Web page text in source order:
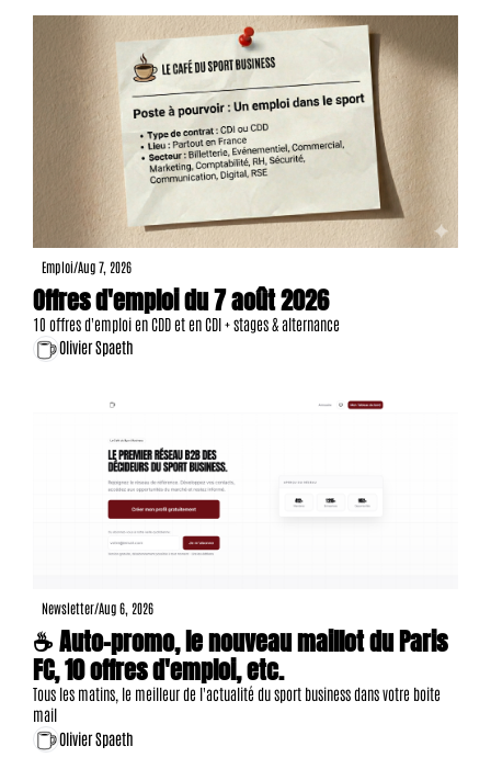
Emploi/Aug 7, 2026
Offres d'emploi du 7 août 2026
10 offres d'emploi en CDD et en CDI + stages & alternance
Olivier Spaeth
Newsletter/Aug 6, 2026
☕ Auto-promo, le nouveau maillot du Paris
FC, 10 offres d'emploi, etc.
Tous les matins, le meilleur de l'actualité du sport business dans votre boite
mail
Olivier Spaeth